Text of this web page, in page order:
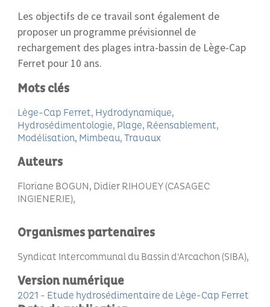
Les objectifs de ce travail sont également de
proposer un programme prévisionnel de
rechargement des plages intra-bassin de Lège-Cap
Ferret pour 10 ans.
Mots clés
Lège-Cap Ferret Hydrodynamique
Hydrosédimentologie Plage Réensablement
Modélisation Mimbeau Travaux
Auteurs
Floriane BOGUN, Didier RIHOUEY (CASAGEC
INGIENERIE)
Organismes partenaires
Syndicat Intercommunal du Bassin d'Arcachon (SIBA)
Version numérique
2021 - Etude hydrosédimentaire de Lège-Cap Ferret